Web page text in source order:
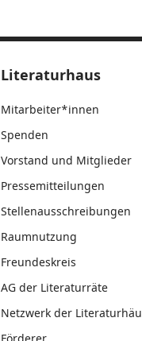
Literaturhaus
Mitarbeiter*innen
Spenden
Vorstand und Mitglieder
Pressemitteilungen
Stellenausschreibungen
Raumnutzung
Freundeskreis
AG der Literaturräte
Netzwerk der